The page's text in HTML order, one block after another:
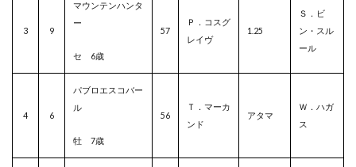
3 9
マウンテンハンタ
ー
セ 6歳
57
Ｐ．コスグ
レイヴ
1.25
Ｓ．ビ
ン・スル
ール
4 6
パブロエスコバー
ル
牡 7歳
56
Ｔ．マーカ
ンド
アタマ
Ｗ．ハガ
ス